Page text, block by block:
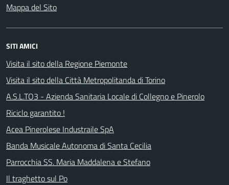
Mappa del Sito
SITI AMICI
Visita il sito della Regione Piemonte
Visita il sito della Città Metropolitanda di Torino
A.S.L.TO3 - Azienda Sanitaria Locale di Collegno e Pinerolo
Riciclo garantito !
Acea Pinerolese Industraile SpA
Banda Musicale Autonoma di Santa Cecilia
Parrocchia SS. Maria Maddalena e Stefano
Il traghetto sul Po